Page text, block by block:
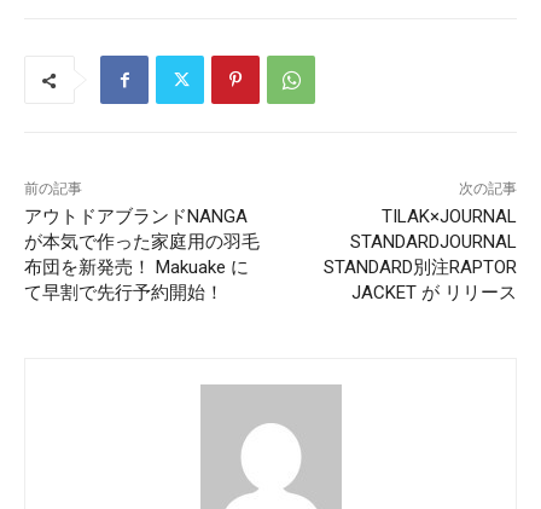
前の記事
アウトドアブランドNANGA
が本気で作った家庭用の羽毛
布団を新発売！ Makuake に
て早割で先行予約開始！
次の記事
TILAK×JOURNAL
STANDARDJOURNAL
STANDARD別注RAPTOR
JACKET が リリース